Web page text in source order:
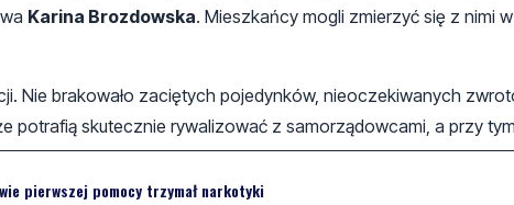
Karina Brozdowska. Mieszkańcy mogli zmierzyć się z nimi
Nie brakowało zaciętych pojedynków, nieoczekiwanych
potrafią skutecznie rywalizować z samorządowcami, a przy
pierwszej pomocy trzymał narkotyki